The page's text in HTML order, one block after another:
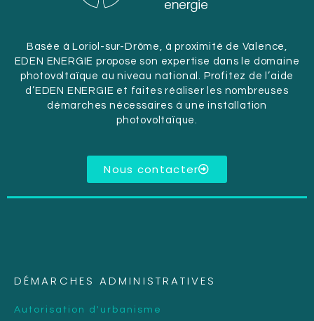
Basée à Loriol-sur-Drôme, à proximité de Valence,
EDEN ENERGIE propose son expertise dans le domaine
photovoltaïque au niveau national. Profitez de l’aide
d’EDEN ENERGIE et faites réaliser les nombreuses
démarches nécessaires à une installation
photovoltaïque.
Nous contacter
DÉMARCHES ADMINISTRATIVES
Autorisation d'urbanisme